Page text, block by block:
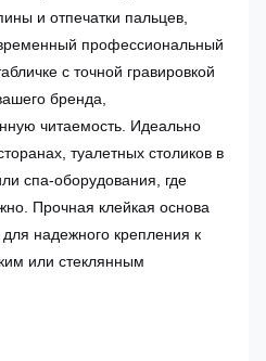
и отпечатки пальцев,
профессиональный
с точной гравировкой
бренда,
читаемость. Идеально
туалетных столиков в
спа-оборудования, где
Прочная клейкая основа
надежного крепления к
или стеклянным